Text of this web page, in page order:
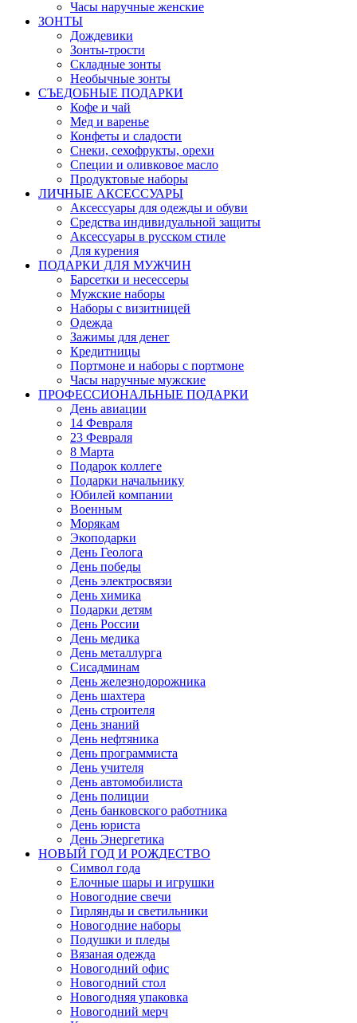
Часы наручные женские
ЗОНТЫ
Дождевики
Зонты-трости
Складные зонты
Необычные зонты
СЪЕДОБНЫЕ ПОДАРКИ
Кофе и чай
Мед и варенье
Конфеты и сладости
Снеки, сехофрукты, орехи
Специи и оливковое масло
Продуктовые наборы
ЛИЧНЫЕ АКСЕССУАРЫ
Аксессуары для одежды и обуви
Средства индивидуальной защиты
Аксессуары в русском стиле
Для курения
ПОДАРКИ ДЛЯ МУЖЧИН
Барсетки и несессеры
Мужские наборы
Наборы с визитницей
Одежда
Зажимы для денег
Кредитницы
Портмоне и наборы с портмоне
Часы наручные мужские
ПРОФЕССИОНАЛЬНЫЕ ПОДАРКИ
День авиации
14 Февраля
23 Февраля
8 Марта
Подарок коллеге
Подарки начальнику
Юбилей компании
Военным
Морякам
Экоподарки
День Геолога
День победы
День электросвязи
День химика
Подарки детям
День России
День медика
День металлурга
Сисадминам
День железнодорожника
День шахтера
День строителя
День знаний
День нефтяника
День программиста
День учителя
День автомобилиста
День полиции
День банковского работника
День юриста
День Энергетика
НОВЫЙ ГОД И РОЖДЕСТВО
Символ года
Елочные шары и игрушки
Новогодние свечи
Гирлянды и светильники
Новогодние наборы
Подушки и пледы
Вязаная одежда
Новогодний офис
Новогодний стол
Новогодняя упаковка
Новогодний мерч